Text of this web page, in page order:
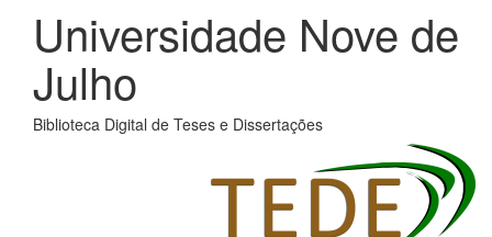
Universidade Nove de
Julho
Biblioteca Digital de Teses e Dissertações